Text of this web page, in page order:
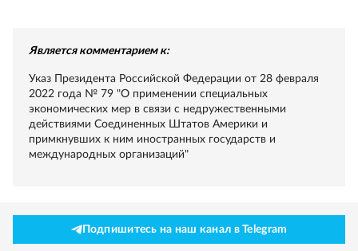
Является комментарием к:
Указ Президента Российской Федерации от 28 февраля
2022 года № 79 "О применении специальных
экономических мер в связи с недружественными
действиями Соединенных Штатов Америки и
примкнувших к ним иностранных государств и
международных организаций"
Подпишитесь на наш канал в Telegram